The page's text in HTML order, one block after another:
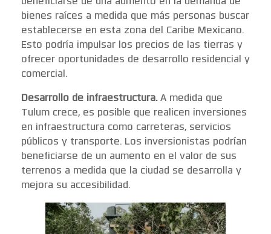
bienes raíces a medida que más personas buscar
establecerse en esta zona del Caribe Mexicano.
Esto podría impulsar los precios de las tierras y
ofrecer oportunidades de desarrollo residencial y
comercial.
Desarrollo de infraestructura. A medida que
Tulum crece, es posible que realicen inversiones
en infraestructura como carreteras, servicios
públicos y transporte. Los inversionistas podrían
beneficiarse de un aumento en el valor de sus
terrenos a medida que la ciudad se desarrolla y
mejora su accesibilidad.